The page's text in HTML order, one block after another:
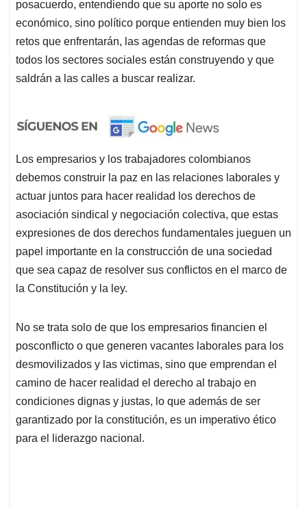
posacuerdo, entendiendo que su aporte no solo es
económico, sino político porque entienden muy bien los
retos que enfrentarán, las agendas de reformas que
todos los sectores sociales están construyendo y que
saldrán a las calles a buscar realizar.
Los empresarios y los trabajadores colombianos
debemos construir la paz en las relaciones laborales y
actuar juntos para hacer realidad los derechos de
asociación sindical y negociación colectiva, que estas
expresiones de dos derechos fundamentales jueguen un
papel importante en la construcción de una sociedad
que sea capaz de resolver sus conflictos en el marco de
la Constitución y la ley.
No se trata solo de que los empresarios financien el
posconflicto o que generen vacantes laborales para los
desmovilizados y las victimas, sino que emprendan el
camino de hacer realidad el derecho al trabajo en
condiciones dignas y justas, lo que además de ser
garantizado por la constitución, es un imperativo ético
para el liderazgo nacional.